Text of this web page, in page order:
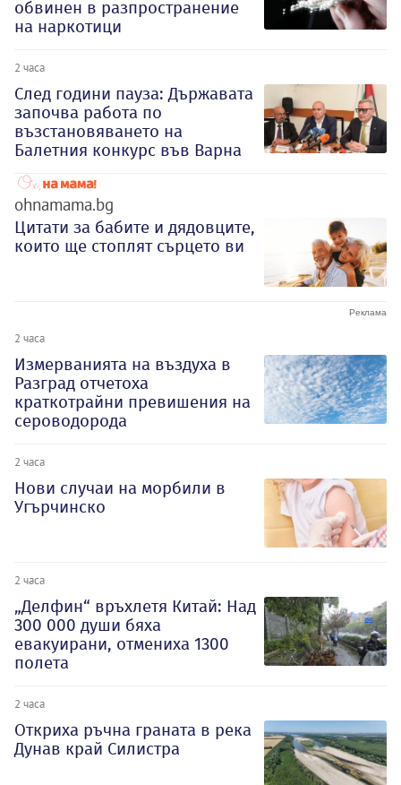
обвинен в разпространение
на наркотици
2 часа
След години пауза: Държавата
започва работа по
възстановяването на
Балетния конкурс във Варна
ohnamama.bg
Цитати за бабите и дядовците,
които ще стоплят сърцето ви
2 часа
Измерванията на въздуха в
Разград отчетоха
краткотрайни превишения на
сероводорода
2 часа
Нови случаи на морбили в
Угърчинско
2 часа
„Делфин“ връхлетя Китай: Над
300 000 души бяха
евакуирани, отмениха 1300
полета
2 часа
Откриха ръчна граната в река
Дунав край Силистра